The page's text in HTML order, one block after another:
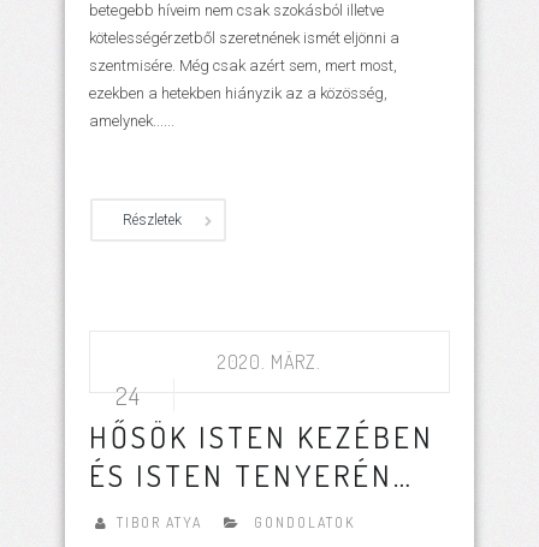
betegebb híveim nem csak szokásból illetve
kötelességérzetből szeretnének ismét eljönni a
szentmisére. Még csak azért sem, mert most,
ezekben a hetekben hiányzik az a közösség,
amelynek......
Részletek
2020. MÄRZ.
24
HŐSÖK ISTEN KEZÉBEN
ÉS ISTEN TENYERÉN…
TIBOR ATYA GONDOLATOK